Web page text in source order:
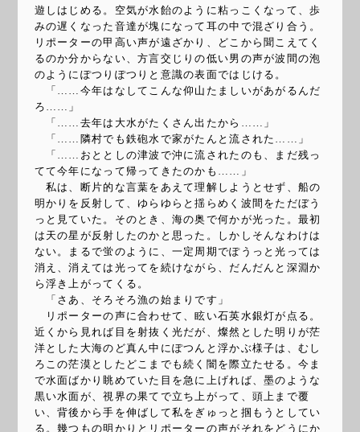
遊しはじめる。空気が水飴のように粘っこくなって、歩
みの遅くなった音達が塊になって耳の中で混ざり合う。
リポーターの甲高い声が遠ざかり、どこから聞こえてく
るのか分からない、方言交じりの低い男の声が波間の泡
のようにぽつりぽつりと意識の表面ではじける。
「……今年はなしてこんな仰山たましいがあがるんだ
ろ……」
「……去年は大水がたくさん出たから……」
「……隣村でも鉄砲水で家がたんと流された……」
「……おととしの津波で沖に流されたのも、まだ残っ
てて今年になって帰ってきたのかも……」
私は、断片的な言葉をあえて理解しようとせず、船の
明かりを反射して、ゆらゆらと揺らめく波間をただぼう
っと見ていた。そのとき、海の奥で何かが光った。最初
は天の星が反射したのかと思った。しかしそんなわけは
ない。まるで蛍のように、一定周期でぽうっと光っては
消え、消えては光ってを続けながら、だんだんと深淵か
ら浮き上がってくる。
「さあ、そろそろ漁の始まりです」
リポーターの声に合わせて、眩い石英水銀灯が点る。
近くから見れば目を射抜く光だが、燦然とした明りが茫
洋とした大海のど真ん中にぽつんと浮かぶ様子は、むし
ろこの茫漠としたどこまでも続く闇を際立たせる。今ま
で水面ばかり眺めていた目を急に上げれば、墨のような
黒い水面が、視界の果てで立ち上がって、頭上まで覆
い、背後から手を伸ばして私をぎゅっと掴もうとしてい
る。幾つもの明かりとリポーターの声がそれをどうにか